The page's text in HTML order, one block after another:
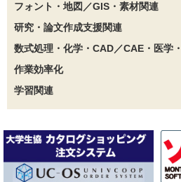
フォント・地図／GIS・素材関連
研究・論文作成支援関連
数式処理・化学・CAD／CAE・医学
作業効率化
学習関連